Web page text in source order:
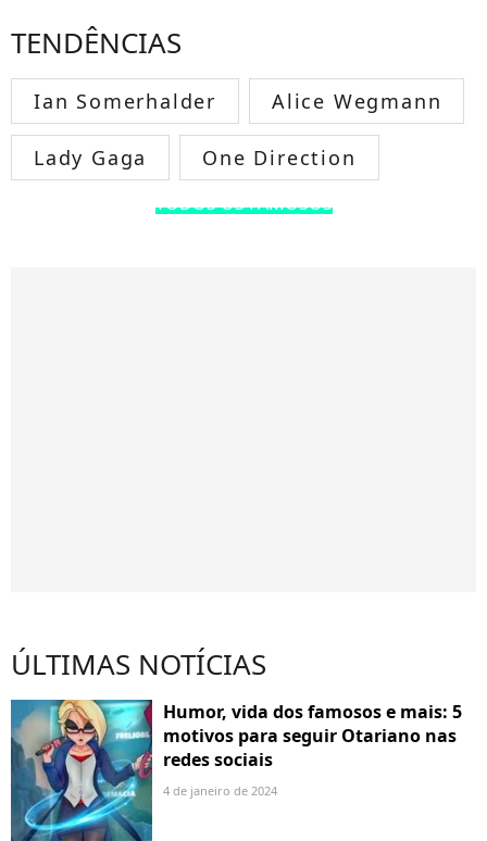
TENDÊNCIAS
Ian Somerhalder Alice Wegmann
Lady Gaga One Direction
TODOS OS FAMOSOS
ÚLTIMAS NOTÍCIAS
Humor, vida dos famosos e mais: 5
motivos para seguir Otariano nas
redes sociais
4 de janeiro de 2024